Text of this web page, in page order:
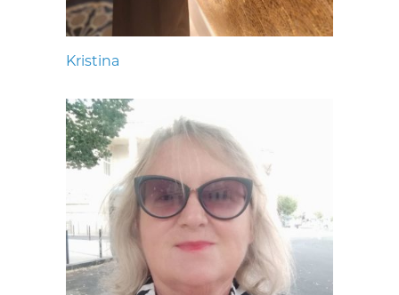
Kristina